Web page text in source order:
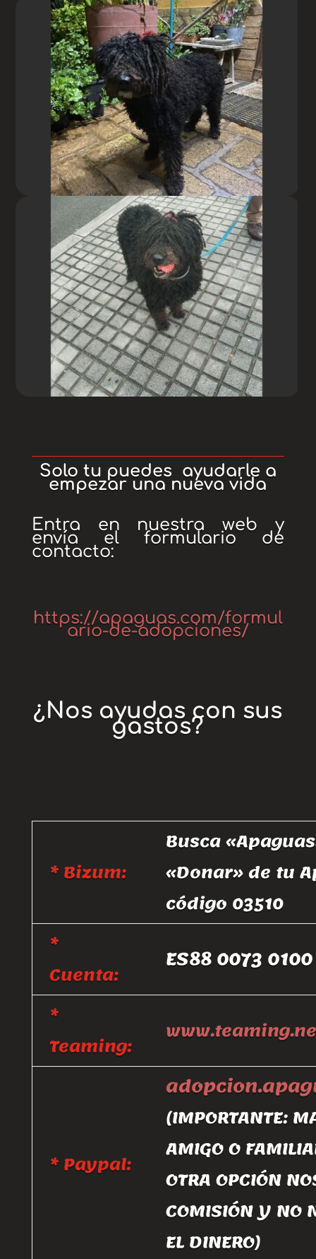
Solo tu puedes ayudarle a
empezar una nueva vida
Entra en nuestra web y
envía el formulario de
contacto:
https://apaguas.com/formul
ario-de-adopciones/
¿Nos ayudas con sus
gastos?
* Bizum:
Busca
«Donar» de tu
código 03510
*
Cuenta:
ES88 0073
*
Teaming:
* Paypal:
(IMPORTANTE:
AMIGO O
OTRA OPCIÓN
COMISIÓN Y NO
EL DINERO)